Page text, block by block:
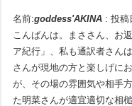
名前:goddess'AKINA : 投稿
こんばんは。まささん、お
ア紀行」、私も通訳者さん
さんが現地の方と楽しげに
が、その場の雰囲気や相手
た明菜さんが適宜適切な相